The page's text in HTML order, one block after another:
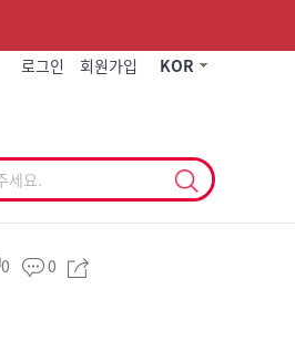
로그인 회원가입 KOR
0 0